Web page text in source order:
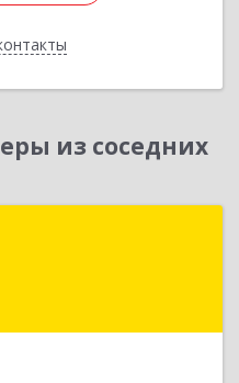
из соседних
обл, город Южно-